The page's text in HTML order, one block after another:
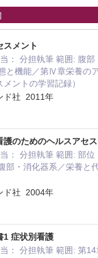
スメント
： 分担執筆 範囲: 腹部
と機能／第Ⅳ章栄養の
ントの学習記録）
ド社 2011年
護のためのヘルスアセ
： 分担執筆 範囲: 部位
部・消化器系／栄養と
ド社 2004年
1 症状別看護
： 分担執筆 範囲: 第14